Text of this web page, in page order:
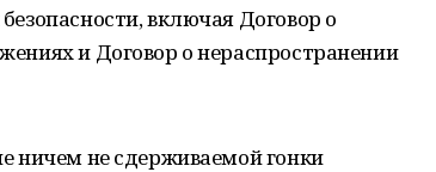
включая Договор о
и Договор о нераспространении
ничем не сдерживаемой гонки